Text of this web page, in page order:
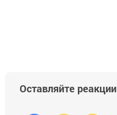
Оставляйте реакции